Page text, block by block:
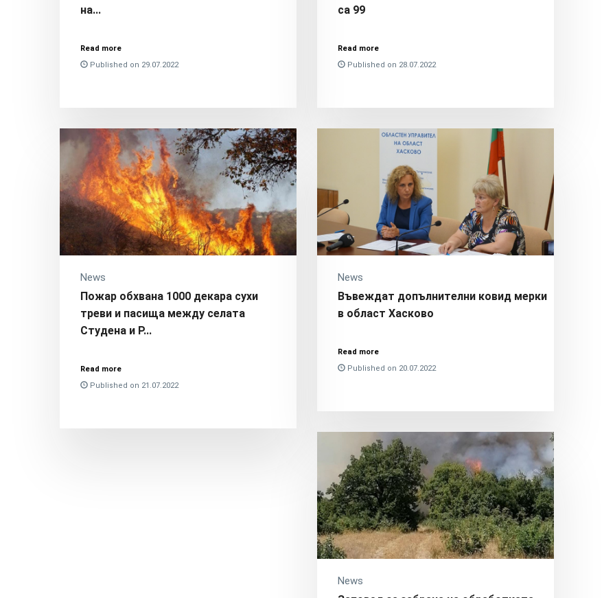
на...
Read more
Published on 29.07.2022
са 99
Read more
Published on 28.07.2022
News
Пожар обхвана 1000 декара сухи
треви и пасища между селата
Студена и Р...
Read more
Published on 21.07.2022
News
Въвеждат допълнителни ковид мерки
в област Хасково
Read more
Published on 20.07.2022
News